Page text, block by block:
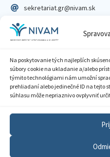
Na poskytovanie tých najlepších
súbory cookie na ukladanie a/alebo
týmito technológiami nám umožní
prehliadaní alebo jedinečné ID na tejto
súhlasu môže nepriaznivo ovplyvniť
sekretariat.gr@nivam.sk
IČO: 00164348
DIČ: 2020798714
Zásady